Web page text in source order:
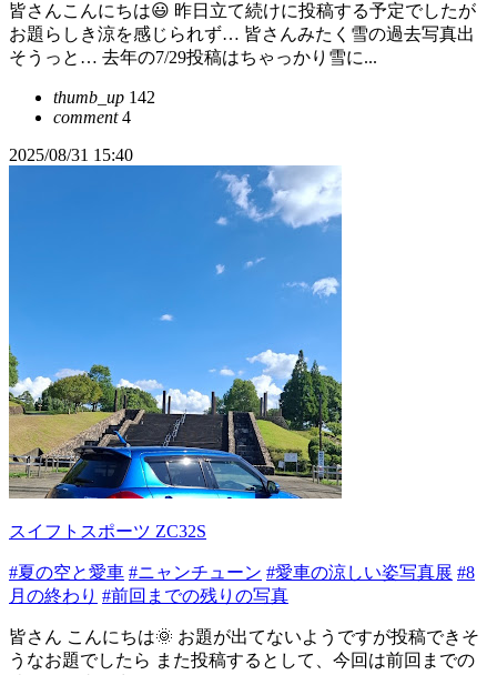
皆さんこんにちは😃 昨日立て続けに投稿する予定でしたが
お題らしき涼を感じられず… 皆さんみたく雪の過去写真出
そうっと… 去年の7/29投稿はちゃっかり雪に...
thumb_up 142
comment4
2025/08/31 15:40
スイフトスポーツ ZC32S
#夏の空と愛車 #ニャンチューン #愛車の涼しい姿写真展 #8
月の終わり #前回までの残りの写真
皆さん こんにちは🌞 お題が出てないようですが投稿できそ
うなお題でしたら また投稿するとして、今回は前回までの